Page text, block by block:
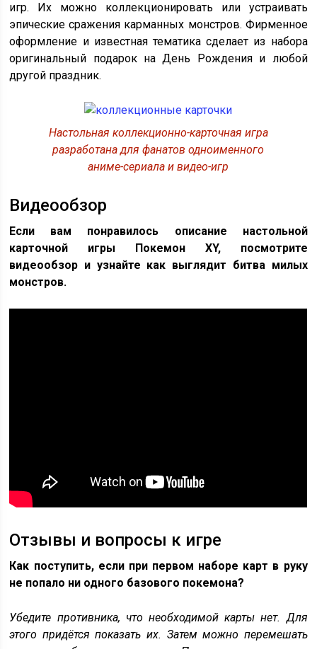
игр. Их можно коллекционировать или устраивать
эпические сражения карманных монстров. Фирменное
оформление и известная тематика сделает из набора
оригинальный подарок на День Рождения и любой
другой праздник.
Настольная коллекционно-карточная игра
разработана для фанатов одноименного
аниме-сериала и видео-игр
Видеообзор
Если вам понравилось описание настольной
карточной игры Покемон XY, посмотрите
видеообзор и узнайте как выглядит битва милых
монстров.
Отзывы и вопросы к игре
Как поступить, если при первом наборе карт в руку
не попало ни одного базового покемона?
Убедите противника, что необходимой карты нет. Для
этого придётся показать их. Затем можно перемешать